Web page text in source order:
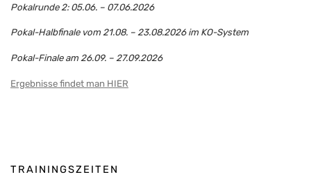
Pokalrunde 2: 05.06. – 07.06.2026
Pokal-Halbfinale vom 21.08. – 23.08.2026 im KO-System
Pokal-Finale am 26.09. – 27.09.2026
Ergebnisse findet man HIER
TRAININGSZEITEN